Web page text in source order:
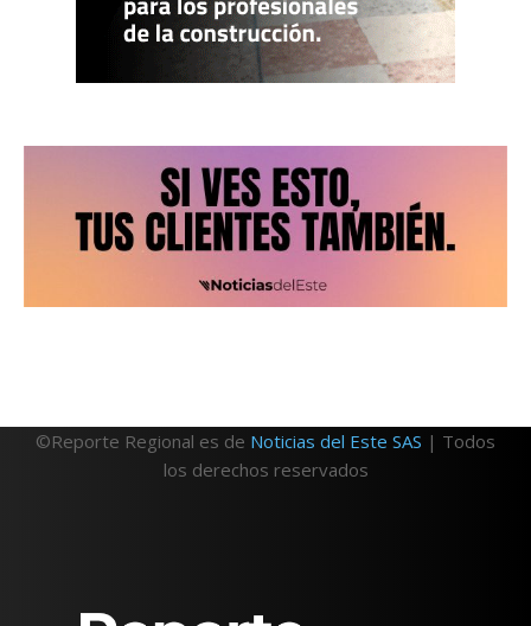
©Reporte Regional es de Noticias del Este SAS | Todos
los derechos reservados